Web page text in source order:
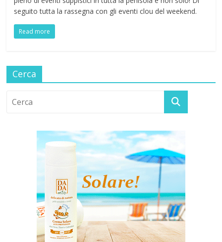
seguito tutta la rassegna con gli eventi clou del weekend.
Read more
Cerca